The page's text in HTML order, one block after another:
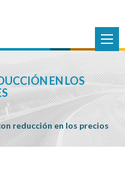
EN LOS
reducción en los precios